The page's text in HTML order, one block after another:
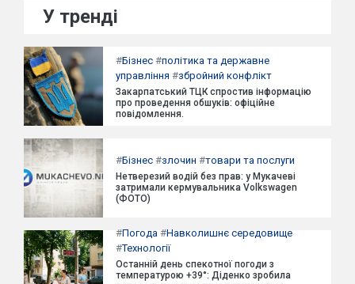
У тренді
#Бізнес #політика та державне
управління #збройний конфлікт
Закарпатський ТЦК спростив інформацію
про проведення обшуків: офіційне
повідомлення.
#Бізнес #злочин #товари та послуги
Нетверезий водій без прав: у Мукачеві
затримали кермувальника Volkswagen
(ФОТО)
#Погода #Навколишнє середовище
#Технології
Останній день спекотної погоди з
температурою +39°: Діденко зробила